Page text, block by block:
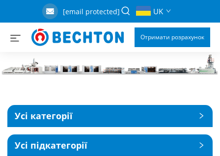
[email protected] UK
Отримати розрахунок
Усі категорії
Усі підкатегорії